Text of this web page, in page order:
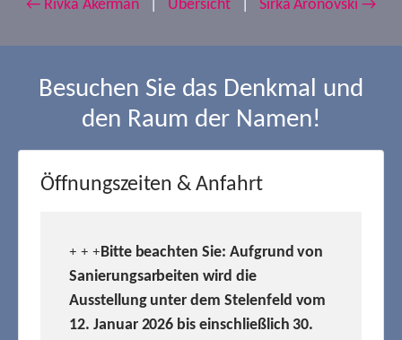
← Rivka Akerman Übersicht Sirka Aronovski →
Besuchen Sie das Denkmal und
den Raum der Namen!
Öffnungszeiten & Anfahrt
+ + +Bitte beachten Sie: Aufgrund von
Sanierungsarbeiten wird die
Ausstellung unter dem Stelenfeld vom
12. Januar 2026 bis einschließlich 30.